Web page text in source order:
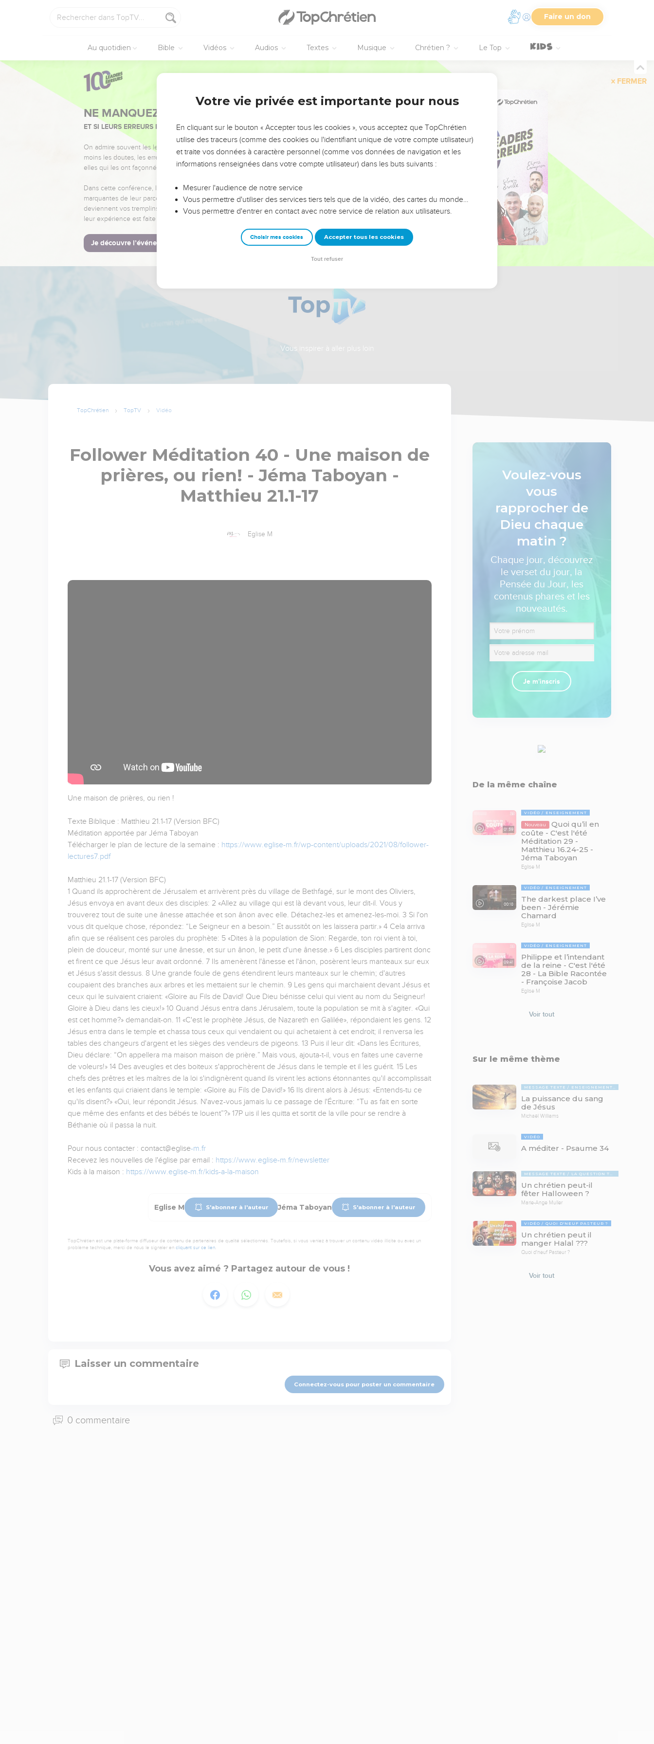
Faire un don
Au quotidien Bible Vidéos Audios Textes Musique Chrétien ? Le Top
FERMER
NE MANQUEZ PAS L’ÉVÉNEMENT DE L’ANNÉE !
ET SI LEURS ERREURS POUVAIENT VOUS ÉVITER LES VOTRES ?
On admire souvent les leaders pour leurs réussites, leur impact, leur foi ou leur vision. Mais on voit
moins les doutes, les erreurs et les saisons difficiles qu'ils ont traversés, alors même que ce sont
elles qui les ont façonnés.
Dans cette conférence, leaders, entrepreneurs, et responsables reviennent sur les erreurs
marquantes de leur parcours et les clés pour avancer avec plus de sagesse afin que leurs erreurs
deviennent vos tremplins. Que vous guidiez un ministère, une équipe, un groupe ou une famille,
leur expérience est faite pour vous.
Je découvre l’événement
Vous inspirer à aller plus loin
TopChrétien TopTV Vidéo
Follower Méditation 40 - Une maison de
prières, ou rien! - Jéma Taboyan -
Matthieu 21.1-17
Eglise M
Une maison de prières, ou rien !
Texte Biblique : Matthieu 21.1-17 (Version BFC)
Méditation apportée par Jéma Taboyan
Télécharger le plan de lecture de la semaine : https://www.eglise-m.fr/wp-content/uploads/2021/08/follower-
lectures7.pdf
Matthieu 21.1-17 (Version BFC)
1 Quand ils approchèrent de Jérusalem et arrivèrent près du village de Bethfagé, sur le mont des Oliviers,
Jésus envoya en avant deux des disciples: 2 «Allez au village qui est là devant vous, leur dit-il. Vous y
trouverez tout de suite une ânesse attachée et son ânon avec elle. Détachez-les et amenez-les-moi. 3 Si l'on
vous dit quelque chose, répondez: “Le Seigneur en a besoin.” Et aussitôt on les laissera partir.» 4 Cela arriva
afin que se réalisent ces paroles du prophète: 5 «Dites à la population de Sion: Regarde, ton roi vient à toi,
plein de douceur, monté sur une ânesse, et sur un ânon, le petit d'une ânesse.» 6 Les disciples partirent donc
et firent ce que Jésus leur avait ordonné. 7 Ils amenèrent l'ânesse et l'ânon, posèrent leurs manteaux sur eux
et Jésus s'assit dessus. 8 Une grande foule de gens étendirent leurs manteaux sur le chemin; d'autres
coupaient des branches aux arbres et les mettaient sur le chemin. 9 Les gens qui marchaient devant Jésus et
ceux qui le suivaient criaient: «Gloire au Fils de David! Que Dieu bénisse celui qui vient au nom du Seigneur!
Gloire à Dieu dans les cieux!» 10 Quand Jésus entra dans Jérusalem, toute la population se mit à s'agiter. «Qui
est cet homme?» demandait-on. 11 «C'est le prophète Jésus, de Nazareth en Galilée», répondaient les gens. 12
Jésus entra dans le temple et chassa tous ceux qui vendaient ou qui achetaient à cet endroit; il renversa les
tables des changeurs d'argent et les sièges des vendeurs de pigeons. 13 Puis il leur dit: «Dans les Écritures,
Dieu déclare: “On appellera ma maison maison de prière.” Mais vous, ajouta-t-il, vous en faites une caverne
de voleurs!» 14 Des aveugles et des boiteux s'approchèrent de Jésus dans le temple et il les guérit. 15 Les
chefs des prêtres et les maîtres de la loi s'indignèrent quand ils virent les actions étonnantes qu'il accomplissait
et les enfants qui criaient dans le temple: «Gloire au Fils de David!» 16 Ils dirent alors à Jésus: «Entends-tu ce
qu'ils disent?» «Oui, leur répondit Jésus. N'avez-vous jamais lu ce passage de l'Écriture: “Tu as fait en sorte
que même des enfants et des bébés te louent”?» 17P uis il les quitta et sortit de la ville pour se rendre à
Béthanie où il passa la nuit.
Pour nous contacter : contact@eglise-m.fr
Recevez les nouvelles de l'église par email : https://www.eglise-m.fr/newsletter
Kids à la maison : https://www.eglise-m.fr/kids-a-la-maison
Eglise M S'abonner à l'auteur Jéma Taboyan S'abonner à l'auteur
TopChrétien est une plate-forme diffuseur de contenu de partenaires de qualité sélectionnés. Toutefois, si vous veniez à trouver un contenu vidéo illicite ou avec un
problème technique, merci de nous le signaler en cliquant sur ce lien.
Vous avez aimé ? Partagez autour de vous !
Laisser un commentaire
Connectez-vous pour poster un commentaire
0 commentaire
Voulez-vous
vous
rapprocher de
Dieu chaque
matin ?
Chaque jour, découvrez
le verset du jour, la
Pensée du Jour, les
contenus phares et les
nouveautés.
Je m'inscris
De la même chaîne
01:59
VIDÉO ENSEIGNEMENT
Nouveau
Quoi qu’il en
coûte - C'est l'été
Méditation 29 -
Matthieu 16.24-25 -
Jéma Taboyan
Eglise M
00:18
VIDÉO ENSEIGNEMENT
The darkest place I’ve
been - Jérémie
Chamard
Eglise M
09:41
VIDÉO ENSEIGNEMENT
Philippe et l’intendant
de la reine - C'est l'été
28 - La Bible Racontée
- Françoise Jacob
Eglise M
Voir tout
Sur le même thème
MESSAGE TEXTE ENSEIGNEMENTS BIBLIQUES
La puissance du sang
de Jésus
Michaël Williams
VIDÉO
A méditer - Psaume 34
MESSAGE TEXTE LA QUESTION TABOUE
Un chrétien peut-il
fêter Halloween ?
Marie-Ange Muller
17:21
VIDÉO QUOI D'NEUF PASTEUR ?
Un chrétien peut il
manger Halal ???
Quoi d'neuf Pasteur ?
Voir tout
Votre vie privée est importante pour nous
En cliquant sur le bouton « Accepter tous les cookies », vous acceptez que TopChrétien
utilise des traceurs (comme des cookies ou l'identifiant unique de votre compte utilisateur)
et traite vos données à caractère personnel (comme vos données de navigation et les
informations renseignées dans votre compte utilisateur) dans les buts suivants :
Mesurer l'audience de notre service
Vous permettre d'utiliser des services tiers tels que de la vidéo, des cartes du monde…
Vous permettre d'entrer en contact avec notre service de relation aux utilisateurs.
Choisir mes cookies Accepter tous les cookies
Tout refuser